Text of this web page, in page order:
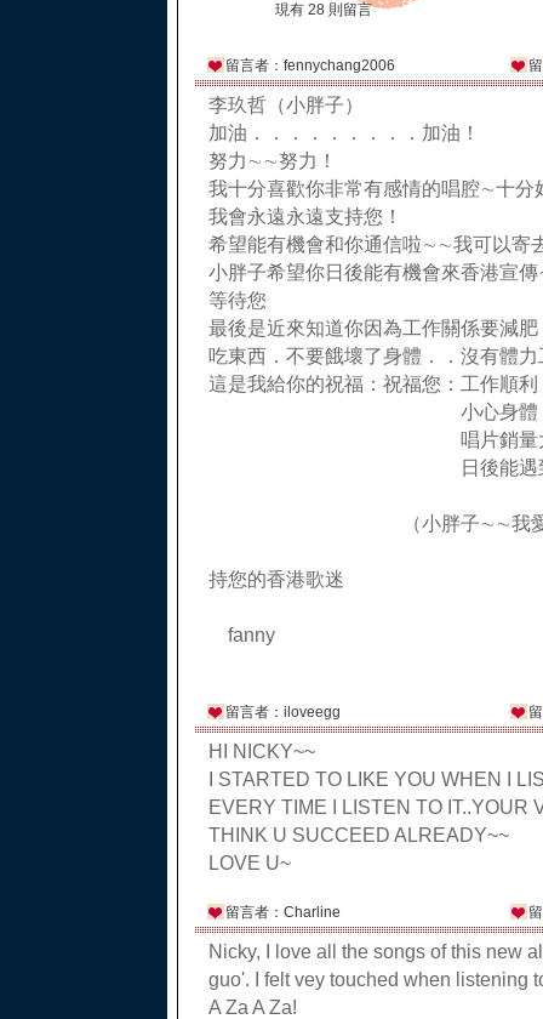
現有 28 則留言
留言者：fennychang2006
李玖哲（小胖子）
加油．．．．．．．．．加油！
努力∼∼努力！
我十分喜歡你非常有感情的唱腔∼十分
我會永遠永遠支持您！
希望能有機會和你通信啦∼∼我可以寄
小胖子希望你日後能有機會來香港宣
等待您
最後是近來知道你因為工作關係要減
吃東西．不要餓壞了身體．．沒有體
這是我給你的祝福：祝福您：工作順利
小心身體
唱片銷量大
日後能遇到心
（小胖子∼∼我愛您
持您的香港歌迷
fanny
留言者：iloveegg
HI NICKY~~
I STARTED TO LIKE YOU WHEN I
EVERY TIME I LISTEN TO IT..YOUR
THINK U SUCCEED ALREADY~~
LOVE U~
留言者：Charline
Nicky, I love all the songs of this new
guo'. I felt vey touched when listening
A Za A Za!